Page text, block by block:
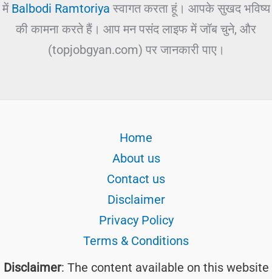
में Balbodi Ramtoriya स्वागत करता हूं। आपके सुखद भविष्य
की कामना करते हैं। आप मन पसंद लाइफ में जॉब चुने, और
(topjobgyan.com) पर जानकारी पाए।
Home
About us
Contact us
Disclaimer
Privacy Policy
Terms & Conditions
Disclaimer: The content available on this website